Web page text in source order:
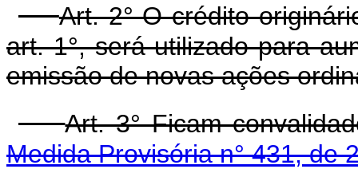
Art. 2° O crédito
art. 1°, será utilizado para
emissão de novas ações
Art. 3° Ficam
Medida Provisória n° 431, de